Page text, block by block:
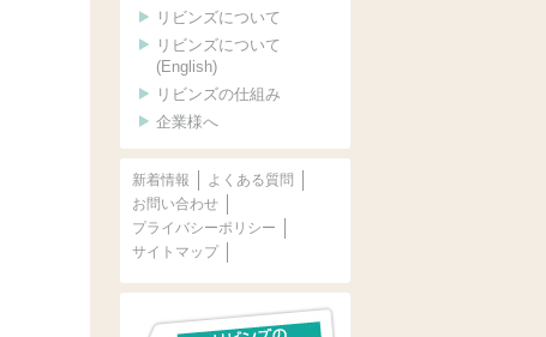
検
索
リビンズについて
リビンズについて
(English)
リビンズの仕組み
企業様へ
新着情報
よくある質問
お問い合わせ
プライバシーポリシー
サイトマップ